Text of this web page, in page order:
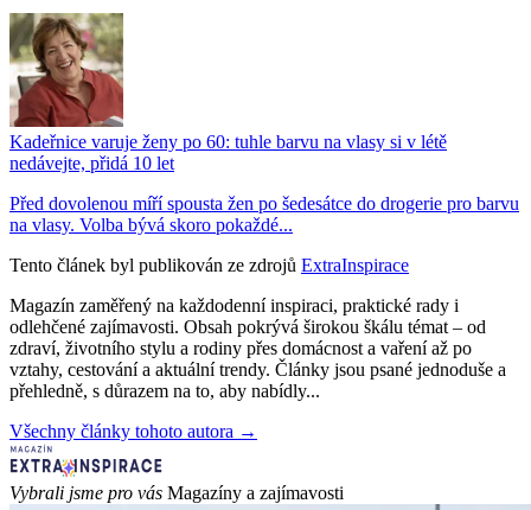
Kadeřnice varuje ženy po 60: tuhle barvu na vlasy si v létě
nedávejte, přidá 10 let
Před dovolenou míří spousta žen po šedesátce do drogerie pro barvu
na vlasy. Volba bývá skoro pokaždé...
Tento článek byl publikován ze zdrojů ExtraInspirace
Magazín zaměřený na každodenní inspiraci, praktické rady i
odlehčené zajímavosti. Obsah pokrývá širokou škálu témat – od
zdraví, životního stylu a rodiny přes domácnost a vaření až po
vztahy, cestování a aktuální trendy. Články jsou psané jednoduše a
přehledně, s důrazem na to, aby nabídly...
Všechny články tohoto autora →
Vybrali jsme pro vás Magazíny a zajímavosti